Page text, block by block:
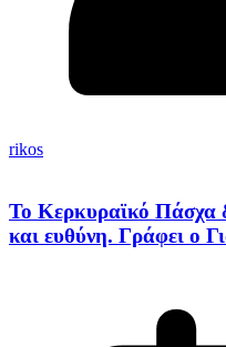
rikos
Το Κερκυραϊκό Πάσχα
και ευθύνη. Γράφει ο